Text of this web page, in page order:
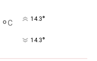
°C 14.3°
14.3°